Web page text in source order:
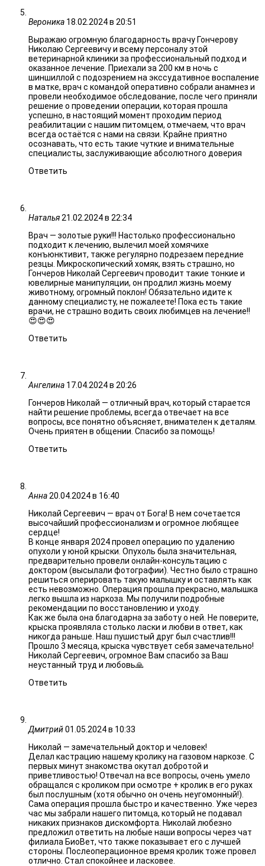
Вероника 18.02.2024 в 20:51
Выражаю огромную благодарность врачу Гончерову
Николаю Сергеевичу и всему персоналу этой
ветеринарной клиники за профессиональный подход и
оказанное лечение. Приехали за 200 км в ночь с
шиншиллой с подозрением на экссудативное воспаление
в матке, врач с командой оперативно собрали анамнез и
провели необходимое обследование, после чего приняли
решение о проведении операции, которая прошла
успешно, в настоящий момент проходим период
реабилитации с нашим питомцем, отмечаем, что врач
всегда остаётся с нами на связи. Крайне приятно
осознавать, что есть такие чуткие и внимательные
специалисты, заслуживающие абсолютного доверия
Ответить
Наталья 21.02.2024 в 22:34
Врач — золотые руки!!! Настолько профессионально
подходит к лечению, вылечил моей хомячихе
конъюнктивит, также регулярно подрезаем передние
резцы. Микроскопический хомяк, взять страшно, но
Гончеров Николай Сергеевич проводит такие тонкие и
ювелирные манипуляции, он продлил жизнь моему
животному, огромный поклон! Обязательно идите к
данному специалисту, не пожалеете! Пока есть такие
врачи, не страшно водить своих любимцев на лечение!!
😍😍😍
Ответить
Ангелина 17.04.2024 в 20:26
Гончеров Николай — отличный врач, который старается
найти решение проблемы, всегда отвечает на все
вопросы, все понятно объясняет, внимателен к деталям.
Очень приятен в общении. Спасибо за помощь!
Ответить
Анна 20.04.2024 в 16:40
Николай Сергеевич — врач от Бога! В нем сочетается
высочайший профессионализм и огромное любящее
сердце!
В конце января 2024 провел операцию по удалению
опухоли у юной крыски. Опухоль была значительная,
предварительно провели онлайн-консультацию с
доктором (высылали фотографии). Честно было страшно
решиться оперировать такую малышку и оставлять как
есть невозможно. Операция прошла прекрасно, малышка
легко вышла из наркоза. Мы получили подробные
рекомендации по восстановлению и уходу.
Как же была она благодарна за заботу о ней. Не поверите,
крыска проявляла столько ласки и любви в ответ, как
никогда раньше. Наш пушистый друг был счастлив!!!
Прошло 3 месяца, крыска чувствует себя замечательно!
Николай Сергеевич, огромное Вам спасибо за Ваш
неустанный труд и любовь🙏
Ответить
Дмитрий01.05.2024 в 10:33
Николай — замечательный доктор и человек!
Делал кастрацию нашему кролику на газовом наркозе. С
первых минут знакомства окутал добротой и
приветливостью! Отвечал на все вопросы, очень умело
обращался с кроликом при осмотре + кролик в его руках
был послушным (хотя обычно он очень неугомонный!).
Сама операция прошла быстро и качественно. Уже через
час мы забрали нашего питомца, который не подавал
никаких признаков дискомфорта. Николай любезно
предложил ответить на любые наши вопросы через чат
филиала БиоВет, что также показывает его с лучшей
стороны. Послеоперационное время кролик тоже провел
отлично. Стал спокойнее и ласковее.